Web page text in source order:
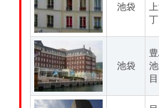
池袋
池袋